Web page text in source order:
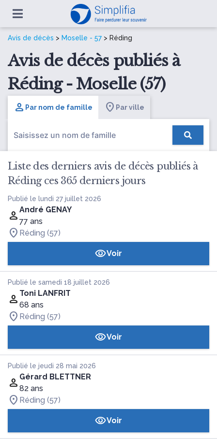
Avis de décès > Moselle - 57 > Réding
Avis de décès publiés à
Réding - Moselle (57)
Par nom de famille Par ville
Liste des derniers avis de décès publiés à
Réding ces 365 derniers jours
Publié le lundi 27 juillet 2026
André GENAY
77 ans
Réding (57)
Voir
Publié le samedi 18 juillet 2026
Toni LANFRIT
68 ans
Réding (57)
Voir
Publié le jeudi 28 mai 2026
Gérard BLETTNER
82 ans
Réding (57)
Voir